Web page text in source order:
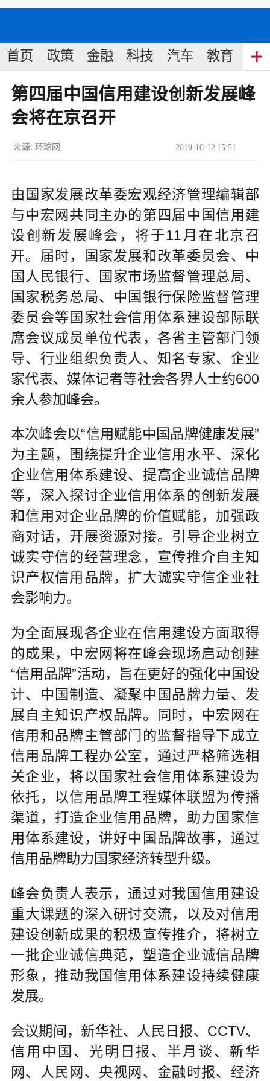
首页 政策 金融 科技 汽车 教育 食
第四届中国信用建设创新发展峰
会将在京召开
2019-10-12 15:51
来源: 环球网
由国家发展改革委宏观经济管理编辑部
与中宏网共同主办的第四届中国信用建
设创新发展峰会，将于11月在北京召
开。届时，国家发展和改革委员会、中
国人民银行、国家市场监督管理总局、
国家税务总局、中国银行保险监督管理
委员会等国家社会信用体系建设部际联
席会议成员单位代表，各省主管部门领
导、行业组织负责人、知名专家、企业
家代表、媒体记者等社会各界人士约600
余人参加峰会。
本次峰会以“信用赋能中国品牌健康发展”
为主题，围绕提升企业信用水平、深化
企业信用体系建设、提高企业诚信品牌
等，深入探讨企业信用体系的创新发展
和信用对企业品牌的价值赋能，加强政
商对话，开展资源对接。引导企业树立
诚实守信的经营理念，宣传推介自主知
识产权信用品牌，扩大诚实守信企业社
会影响力。
为全面展现各企业在信用建设方面取得
的成果，中宏网将在峰会现场启动创建
“信用品牌”活动，旨在更好的强化中国设
计、中国制造、凝聚中国品牌力量、发
展自主知识产权品牌。同时，中宏网在
信用和品牌主管部门的监督指导下成立
信用品牌工程办公室，通过严格筛选相
关企业，将以国家社会信用体系建设为
依托，以信用品牌工程媒体联盟为传播
渠道，打造企业信用品牌，助力国家信
用体系建设，讲好中国品牌故事，通过
信用品牌助力国家经济转型升级。
峰会负责人表示，通过对我国信用建设
重大课题的深入研讨交流，以及对信用
建设创新成果的积极宣传推介，将树立
一批企业诚信典范，塑造企业诚信品牌
形象，推动我国信用体系建设持续健康
发展。
会议期间，新华社、人民日报、CCTV、
信用中国、光明日报、半月谈、新华
网、人民网、央视网、金融时报、经济